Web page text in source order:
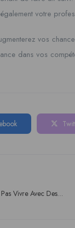
votre
vos
dans vos
Vivre Avec Des